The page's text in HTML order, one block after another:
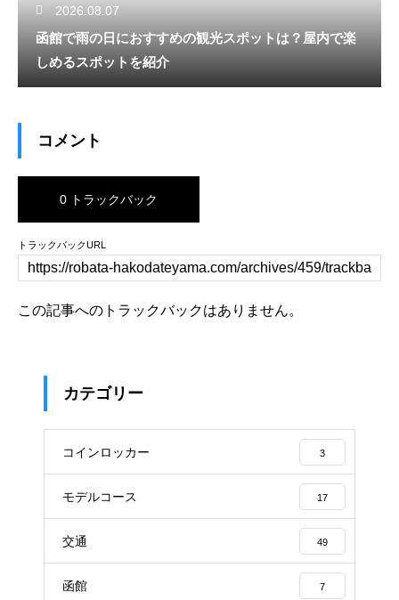
2026.08.07
函館で雨の日におすすめの観光スポットは？屋内で楽
しめるスポットを紹介
コメント
0 トラックバック
トラックバックURL
この記事へのトラックバックはありません。
カテゴリー
コインロッカー 3
モデルコース 17
交通 49
函館 7